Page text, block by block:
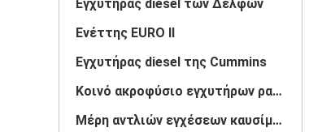
Εγχυτήρας diesel των Δελφών
Ενέττης EURO II
Εγχυτήρας diesel της Cummins
Κοινό ακροφύσιο εγχυτήρων ραγών
Μέρη αντλιών εγχέσεων καυσίμου